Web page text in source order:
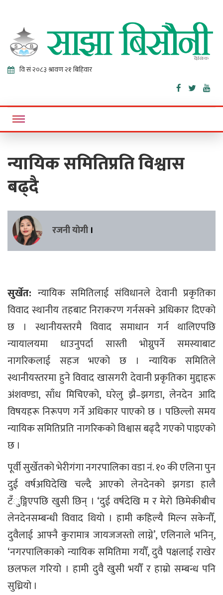
Sajha
Bisaunee
Online News Portal
न्यायिक समितिप्रति विश्वास
बढ्दै
रजनी याेगी ।
सुर्खेत: न्यायिक समितिलाई संविधानले देवानी प्रकृतिका
विवाद स्थानीय तहबाट निराकरण गर्नसक्ने अधिकार दिएको
छ । स्थानीयस्तरमै विवाद समाधान गर्न थालिएपछि
न्यायालयमा धाउनुपर्दा सास्ती भोग्नुपर्ने समस्याबाट
नागरिकलाई सहज भएको छ । न्यायिक समितिले
स्थानीयस्तरमा हुने विवाद खासगरी देवानी प्रकृतिका मुद्दाहरू
अंशवण्डा, साँध मिचिएको, घरेलु झै–झगडा, लेनदेन आदि
विषयहरू निरूपण गर्ने अधिकार पाएको छ । पछिल्लो समय
न्यायिक समितिप्रति नागरिकको विश्वास बढ्दै गएको पाइएको
छ ।
पूर्वी सुर्खेतको भेरीगंगा नगरपालिका वडा नं. १० की एलिना पुन
दुई वर्षअघिदेखि चल्दै आएको लेनदेनको झगडा हालै
टँुङ्गिएपछि खुसी छिन् । ‘दुई वर्षदेखि म र मेरो छिमेकीबीच
लेनदेनसम्बन्धी विवाद थियो । हामी कहिल्यै मिल्न सकेनौँ,
दुवैलाई आफ्नै कुरामात्र जायजजस्तो लाग्ने’, एलिनाले भनिन्,
‘नगरपालिकाको न्यायिक समितिमा गयौँ, दुवै पक्षलाई राखेर
छलफल गरियो । हामी दुवै खुसी भयौँ र हाम्रो सम्बन्ध पनि
सुध्रियो ।